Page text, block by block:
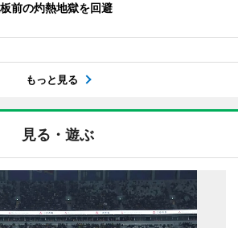
前の灼熱地獄を回避
もっと見る
見る・遊ぶ